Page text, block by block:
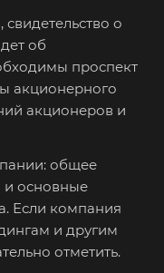
о
об
проспект
акционерного
акционеров и
общее
и основные
Если компания
и другим
отметить.